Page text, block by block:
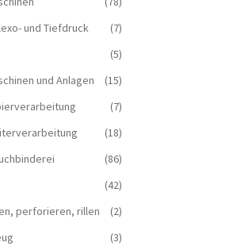
und Tiefdruck
(7)
(5)
und Anlagen
(15)
(7)
(18)
(86)
(42)
perforieren, rillen
(2)
(3)